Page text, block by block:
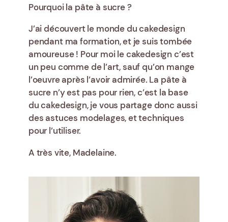
Pourquoi la pâte à sucre ?
J’ai découvert le monde du cakedesign
pendant ma formation, et je suis tombée
amoureuse ! Pour moi le cakedesign c’est
un peu comme de l’art, sauf qu’on mange
l’oeuvre après l’avoir admirée. La pâte à
sucre n’y est pas pour rien, c’est la base
du cakedesign, je vous partage donc aussi
des astuces modelages, et techniques
pour l’utiliser.
A très vite, Madelaine.